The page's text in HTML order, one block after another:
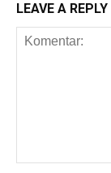
LEAVE A REPLY